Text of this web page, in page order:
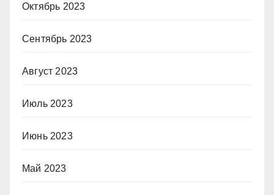
Октябрь 2023
Сентябрь 2023
Август 2023
Июль 2023
Июнь 2023
Май 2023